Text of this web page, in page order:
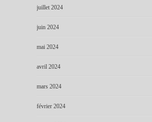
juillet 2024
juin 2024
mai 2024
avril 2024
mars 2024
février 2024